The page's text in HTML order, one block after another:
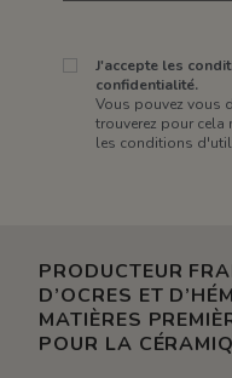
J'accepte les
confidentialité.
Vous pouvez vous
trouverez pour
les conditions
PRODUCTEUR
D’OCRES ET
MATIÈRES
POUR LA